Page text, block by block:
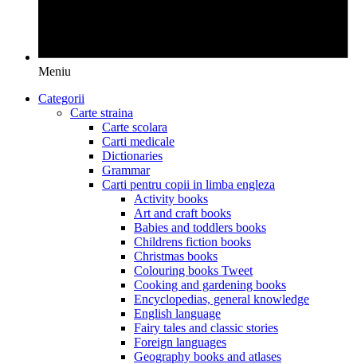
Meniu
Categorii
Carte straina
Carte scolara
Carti medicale
Dictionaries
Grammar
Carti pentru copii in limba engleza
Activity books
Art and craft books
Babies and toddlers books
Childrens fiction books
Christmas books
Colouring books Tweet
Cooking and gardening books
Encyclopedias, general knowledge
English language
Fairy tales and classic stories
Foreign languages
Geography books and atlases